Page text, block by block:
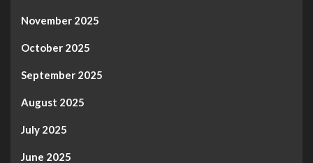
November 2025
October 2025
September 2025
August 2025
July 2025
June 2025